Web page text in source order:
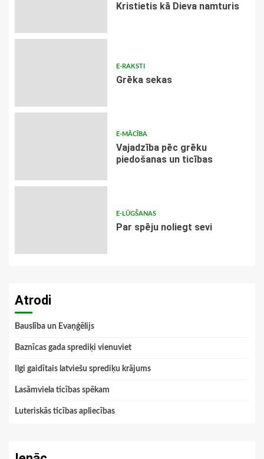
Kristietis kā Dieva namturis
E-RAKSTI
Grēka sekas
E-MĀCĪBA
Vajadzība pēc grēku
piedošanas un ticības
E-LŪGŠANAS
Par spēju noliegt sevi
Atrodi
Bauslība un Evaņģēlijs
Baznīcas gada sprediķi vienuviet
Ilgi gaidītais latviešu sprediķu krājums
Lasāmviela ticības spēkam
Luteriskās ticības apliecības